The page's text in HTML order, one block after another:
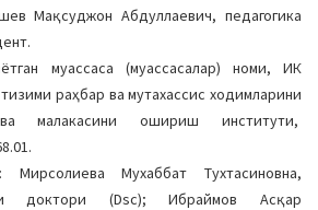
Мақсуджон Абдуллаевич, педагогика
муассаса (муассасалар) номи, ИК
раҳбар ва мутахассис ходимларини
малакасини ошириш институти,
Мирсолиева Мухаббат Тухтасиновна,
доктори (Dsc); Ибраймов Асқар